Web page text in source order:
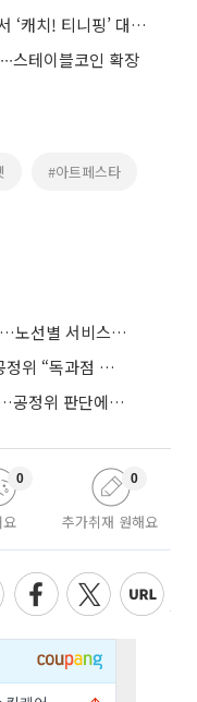
신세계사이먼, 22일까지 부산아울렛서 ‘캐치! 티니핑’ 대규모 팝업
스테이블코인 확장
#아트페스타
새출발 트리니티항공, 재도약 나선다…노선별 서비스 차별화
점 여부 따진다”
마일리지 ‘통합안’·기내면세 ‘독과점’…공정위 판단에 쏠린 눈
0
추가취재 원해요
0